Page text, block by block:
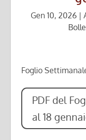
Gen 10, 2026 |
Foglio
PDF del
al 18